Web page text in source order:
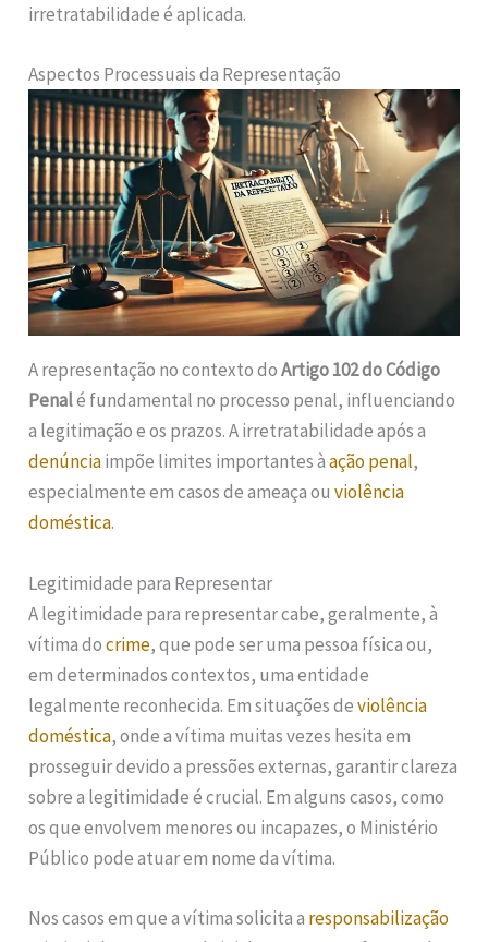
irretratabilidade é aplicada.
Aspectos Processuais da Representação
A representação no contexto doArtigo 102 do Código
Penalé fundamental no processo penal, influenciando
a legitimação e os prazos. A irretratabilidade após a
denúnciaimpõe limites importantes àação penal,
especialmente em casos de ameaça ouviolência
doméstica.
Legitimidade para Representar
A legitimidade para representar cabe, geralmente, à
vítima docrime, que pode ser uma pessoa física ou,
em determinados contextos, uma entidade
legalmente reconhecida. Em situações deviolência
doméstica, onde a vítima muitas vezes hesita em
prosseguir devido a pressões externas, garantir clareza
sobre a legitimidade é crucial. Em alguns casos, como
os que envolvem menores ou incapazes, o Ministério
Público pode atuar em nome da vítima.
Nos casos em que a vítima solicita a responsabilização